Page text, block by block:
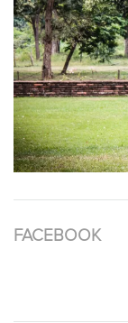
FACEBOOK